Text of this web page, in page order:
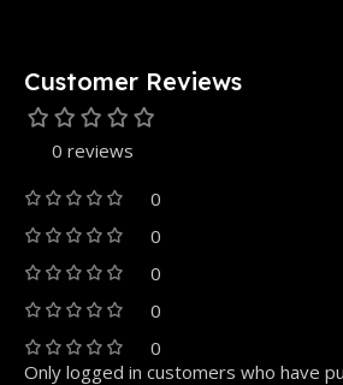
Customer Reviews
0 reviews
0
0
0
0
0
Only logged in customers who have